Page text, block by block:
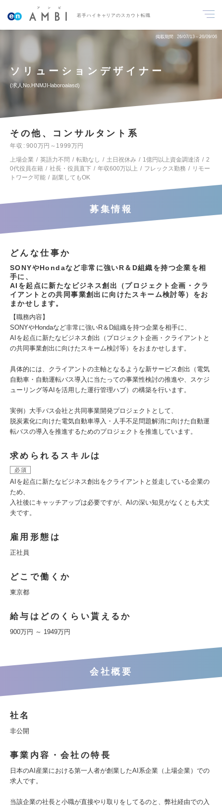
若手ハイキャリアのスカウト転職
掲載期間 26/07/13～26/09/06
ソリューションデザイナー
求人No.HNMJI-laboroaiasd
その他、コンサルタント系
年収
900万円～1999万円
上場企業
英語力不問 転勤なし 土日祝休み 1億円以上資金調達済
2
0代役員在籍
社長・役員直下 年収600万以上 フレックス勤務
リモー
トワーク可能
副業してもOK
募集情報
どんな仕事か
SONYやHondaなど非常に強いR＆D組織を持つ企業を相
手に、
AIを起点に新たなビジネス創出（プロジェクト企画・クラ
イアントとの共同事業創出に向けたスキーム検討等）をお
まかせします。
【職務内容】
SONYやHondaなど非常に強いR＆D組織を持つ企業を相手に、
AIを起点に新たなビジネス創出（プロジェクト企画・クライアントと
の共同事業創出に向けたスキーム検討等）をおまかせします。
具体的には、クライアントの主軸となるような新サービス創出（電気
自動車・自動運転バス導入に当たっての事業性検討の推進や、スケジ
ューリング等AIを活用した運行管理ハブ）の構築を行います。
実例）大手バス会社と共同事業開発プロジェクトとして、
脱炭素化に向けた電気自動車導入・人手不足問題解消に向けた自動運
転バスの導入を推進するためのプロジェクトを推進しています。
求められるスキルは
必須
AIを起点に新たなビジネス創出をクライアントと並走している企業の
ため、
入社後にキャッチアップは必要ですが、AIの深い知見がなくとも大丈
夫です。
雇用形態は
正社員
どこで働くか
東京都
給与はどのくらい貰えるか
900万円 ～ 1949万円
会社概要
社名
非公開
事業内容・会社の特長
日本のAI産業における第一人者が創業したAI系企業（上場企業）での
求人です。
当該企業の社長と小職が直接やり取りをしてるのと、弊社経由での入